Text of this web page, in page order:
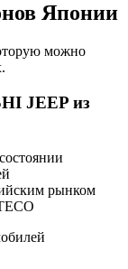
Японии
можно
JEEP из
рынком